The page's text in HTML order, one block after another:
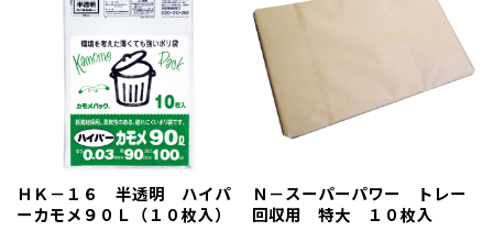
ＨＫ－１６ 半透明 ハイパ
ーカモメ９０Ｌ（１０枚入）
Ｎ－スーパーパワー トレー
回収用 特大 １０枚入